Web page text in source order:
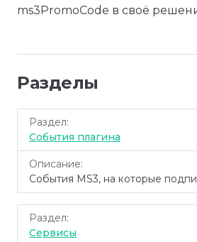
ms3PromoCode в своё
Разделы
Раздел
События плагина
События MS3, на которые
Сервисы